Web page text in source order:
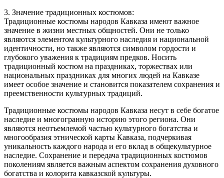
3. Значение традиционных костюмов:
Традиционные костюмы народов Кавказа имеют важное
значение в жизни местных общностей. Они не только
являются элементом культурного наследия и национальной
идентичности, но также являются символом гордости и
глубокого уважения к традициям предков. Носить
традиционный костюм на праздниках, торжествах или
национальных праздниках для многих людей на Кавказе
имеет особое значение и становится показателем сохранения и
преемственности культурных традиций.
Традиционные костюмы народов Кавказа несут в себе богатое
наследие и многогранную историю этого региона. Они
являются неотъемлемой частью культурного богатства и
многообразия этнической карты Кавказа, подчеркивая
уникальность каждого народа и его вклад в общекультурное
наследие. Сохранение и передача традиционных костюмов
поколениям является важным аспектом сохранения духовного
богатства и колорита кавказской культуры.